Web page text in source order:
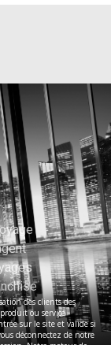
des clients des
ou service
sur le site et valide si
déconnectez de notre